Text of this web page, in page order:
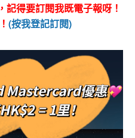
得要訂閱我既電子報呀！
(按我登記訂閱)